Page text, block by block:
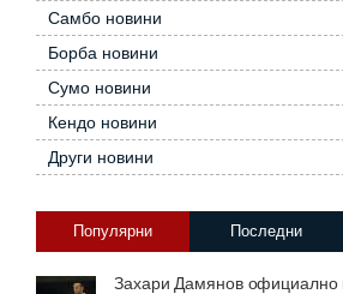
Самбо новини
Борба новини
Сумо новини
Кендо новини
Други новини
Популярни Последни
Захари Дамянов официално